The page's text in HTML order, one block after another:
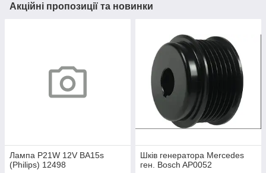
Акційні пропозиції та новинки
Лампа P21W 12V BA15s
(Philips) 12498
Шків генератора Mercedes
ген. Bosch AP0052